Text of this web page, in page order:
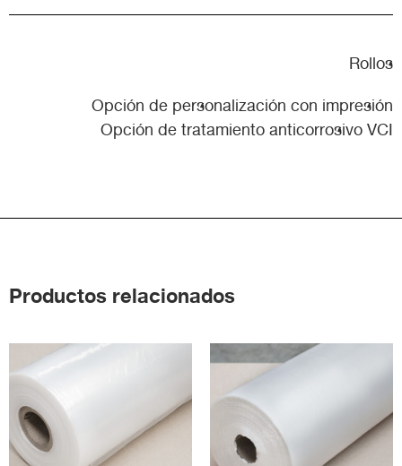
Rollos
Opción de personalización con impresión
Opción de tratamiento anticorrosivo VCI
Productos relacionados